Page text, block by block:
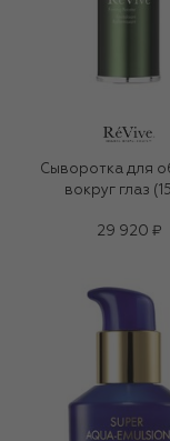
Сыворотка для
вокруг глаз
29 920 ₽